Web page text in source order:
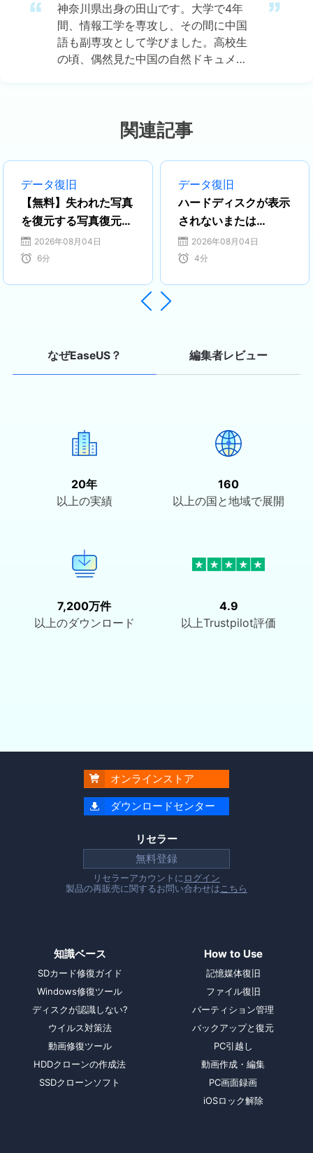
神奈川県出身の田山です。大学で4年
間、情報工学を専攻し、その間に中国
語も副専攻として学びました。高校生
の頃、偶然見た中国の自然ドキュメン
通じて、ますますIT分野における日中
両国の連携の可能性に注目するように
なりました。 現在はEaseUSに勤務
し、ディスク・パーティション管理、
データ復旧、バックアップおよびクロ
ーン技術の分野でエキスパートとして
活動しています。特に、日本語での技
術文書作成やユーザー向けサポートを
通じて、多くの方々の大切なデータを
守るお手伝いができることを誇りに思
関連記事
データ復旧
【無料】失われた写真
を復元する写真復元ソ
フトTOP10
2026年08月04日
6分
データ復旧
ハードディスクが表示
されないまたは
Windowsで検出され
ない？解決済み
2026年08月04日
4分


なぜEaseUS？ 編集者レビュー
20年
以上の実績
160
以上の国と地域で展開
7,200万件
以上のダウンロード
4.9
以上Trustpilot評価
 オンラインストア
 ダウンロードセンター
リセラー
無料登録
リセラーアカウントにログイン
製品の再販売に関するお問い合わせはこちら
知識ベース
SDカード修復ガイド
Windows修復ツール
ディスクが認識しない?
ウイルス対策法
動画修復ツール
HDDクローンの作成法
SSDクローンソフト
How to Use
記憶媒体復旧
ファイル復旧
パーティション管理
バックアップと復元
PC引越し
動画作成・編集
PC画面録画
iOSロック解除